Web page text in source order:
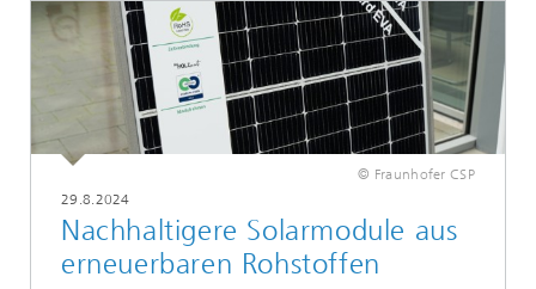
© Fraunhofer CSP
29.8.2024
Nachhaltigere Solarmodule aus
erneuerbaren Rohstoffen